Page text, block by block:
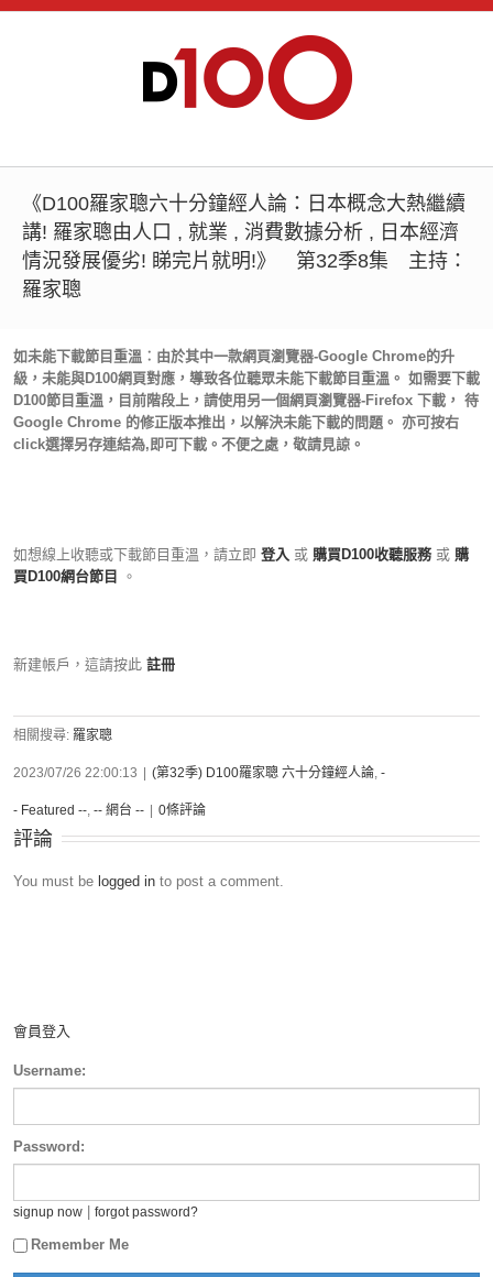
《D100羅家聰六十分鐘經人論：日本概念大熱繼續
講! 羅家聰由人口 , 就業 , 消費數據分析 , 日本經濟
情況發展優劣! 睇完片就明!》 第32季8集 主持：
羅家聰
如未能下載節目重溫︰由於其中一款網頁瀏覽器-Google Chrome的升
級，未能與D100網頁對應，導致各位聽眾未能下載節目重溫。 如需要下載
D100節目重溫，目前階段上，請使用另一個網頁瀏覽器-Firefox 下載， 待
Google Chrome 的修正版本推出，以解決未能下載的問題。 亦可按右
click選擇另存連結為,即可下載。不便之處，敬請見諒。
如想線上收聽或下載節目重溫，請立即 登入 或 購買D100收聽服務 或 購
買D100網台節目
。
新建帳戶，這請按此 註冊
相關搜尋: 羅家聰
2023/07/26 22:00:13 (第32季) D100羅家聰 六十分鐘經人論, -
- Featured --, -- 網台 -- 0條評論
評論
You must be logged in to post a comment.
會員登入
Username:
Password:
signup now forgot password?
Remember Me